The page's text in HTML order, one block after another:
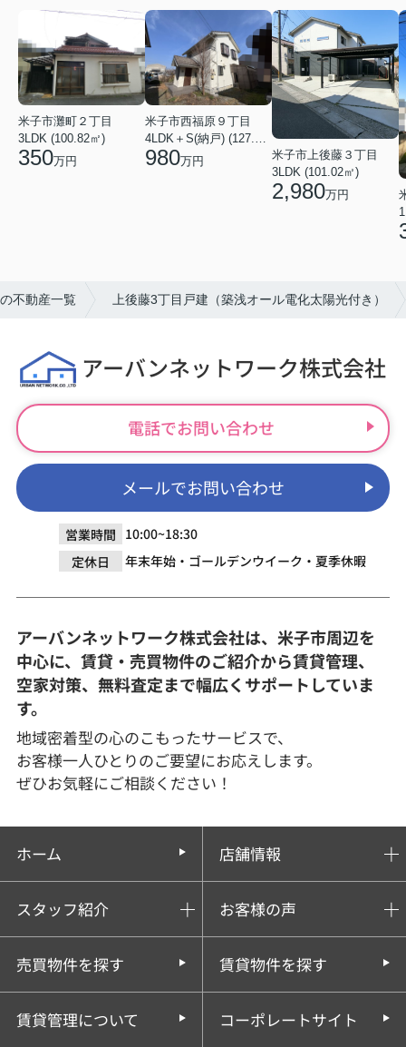
米子市灘町２丁目
3LDK (100.82㎡)
350万円
米子市西福原９丁目
980万円
米子市上後藤３丁目
3LDK (101.02㎡)
2,980万円
不動産一覧 上後藤3丁目戸建（築浅オール電化太陽光付き）
アーバンネットワーク株式会社
電話でお問い合わせ
メールでお問い合わせ
営業時間 10:00~18:30
定休日
年末年始・ゴールデンウイーク・夏季休暇
アーバンネットワーク株式会社は、米子市周辺を
中心に、賃貸・売買物件のご紹介から賃貸管理、
空家対策、無料査定まで幅広くサポートしていま
す。
地域密着型の心のこもったサービスで、
お客様一人ひとりのご要望にお応えします。
ぜひお気軽にご相談ください！
ホーム 店舗情報
スタッフ紹介 お客様の声
売買物件を探す 賃貸物件を探す
賃貸管理について コーポレートサイト